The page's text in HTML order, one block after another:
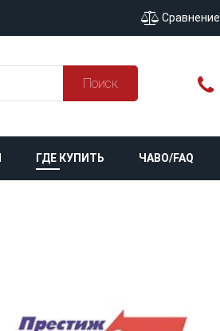
Сравнение
Поиск
ГДЕ КУПИТЬ ЧАВО/FAQ